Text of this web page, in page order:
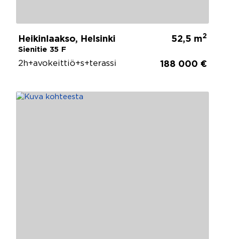
Heikinlaakso, Helsinki
Sienitie 35 F
52,5 m2
2h+avokeittiö+s+terassi 188 000 €